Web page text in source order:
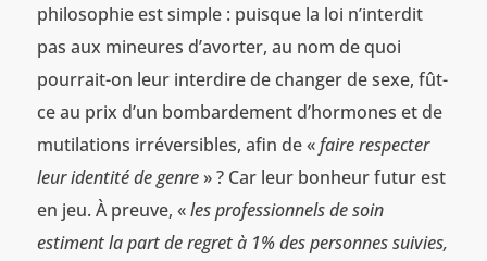
philosophie est simple : puisque la loi n’interdit
pas aux mineures d’avorter, au nom de quoi
pourrait-on leur interdire de changer de sexe, fût-
ce au prix d’un bombardement d’hormones et de
mutilations irréversibles, afin de «faire respecter
leur identité de genre» ? Car leur bonheur futur est
en jeu. À preuve, «les professionnels de soin
estiment la part de regret à 1% des personnes suivies,